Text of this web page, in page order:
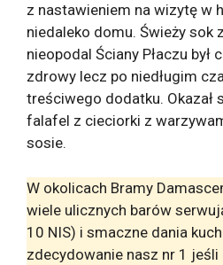
z nastawieniem na wizytę w
niedaleko domu. Świeży sok
nieopodal Ściany Płaczu był
zdrowy lecz po niedługim
treściwego dodatku. Okazał
falafel z cieciorki z
sosie.
W okolicach Bramy
wiele ulicznych barów
10 NIS) i smaczne dania
zdecydowanie nasz nr 1